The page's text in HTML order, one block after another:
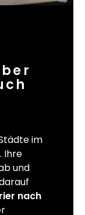
im
Ihre
und
nach